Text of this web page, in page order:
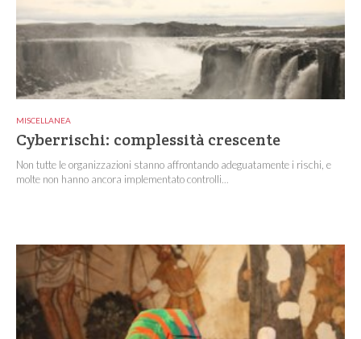
MISCELLANEA
Cyberrischi: complessità crescente
Non tutte le organizzazioni stanno affrontando adeguatamente i rischi, e
molte non hanno ancora implementato controlli...